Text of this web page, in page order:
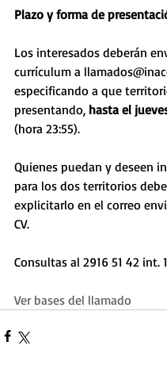
Plazo y forma de
Los interesados deberán
currículum a
especificando a que
presentando, hasta el
(hora 23:55).
Quienes puedan y deseen
para los dos territorios
explicitarlo en el correo
CV.
Consultas al 2916 51 42 int.
Ver bases del llamado